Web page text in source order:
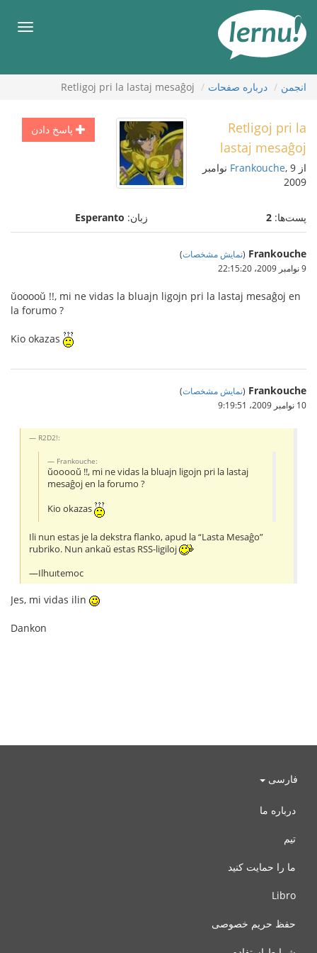
محتوا
انجمن درباره صفحات Retligoj pri la lastaj mesaĝoj
پاسخ دادن
Retligoj pri la
lastaj mesaĝoj
از Frankouche , 9 نوامبر
2009
پست‌ها: 2 زبان: Esperanto
Frankouche
(نمایش مشخصات)
9 نوامبر 2009،‏ 22:15:20
ŭooooŭ !!, mi ne vidas la bluajn ligojn pri la lastaj mesaĝoj en
la forumo ?
Kio okazas
Frankouche
(نمایش مشخصات)
10 نوامبر 2009،‏ 9:19:51
R2D2!:
Frankouche:
ŭooooŭ !!, mi ne vidas la bluajn ligojn pri la lastaj
mesaĝoj en la forumo ?
Kio okazas
Ili nun estas je la dekstra flanko, apud la “Lasta Mesaĝo”
rubriko. Nun ankaŭ estas RSS-ligiloj
—Ilhuıtemoc
Jes, mi vidas ilin
Dankon
فارسی
درباره ما
تیم
ما را حمایت کنید
Libro
حفظ حریم خصوصی